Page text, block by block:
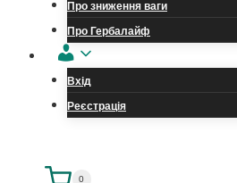
Про зниження ваги
Про Гербалайф
Обліковий
запис
Вхід
Реєстрація
0